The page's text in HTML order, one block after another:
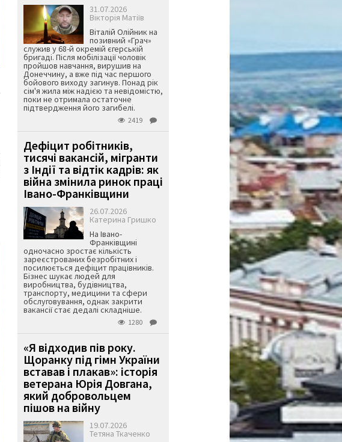
31.07.2026
Вікторія Матіїв
Віталій Олійник на
позивний «Грач»
служив у 68-й окремій єгерській
бригаді. Після мобілізації чоловік
пройшов навчання, вирушив на
Донеччину, а вже під час першого
бойового виходу загинув. Понад рік
сім'я жила між надією та невідомістю,
поки не отримала остаточне
підтвердження його загибелі.
2419
Дефіцит робітників,
тисячі вакансій, мігранти
з Індії та відтік кадрів: як
війна змінила ринок праці
Івано-Франківщини
26.07.2026
Катерина Гришко
На Івано-
Франківщині
одночасно зростає кількість
зареєстрованих безробітних і
посилюється дефіцит працівників.
Бізнес шукає людей для
виробництва, будівництва,
транспорту, медицини та сфери
обслуговування, однак закрити
вакансії стає дедалі складніше.
1280
«Я відходив пів року.
Щоранку під гімн України
вставав і плакав»: історія
ветерана Юрія Довгана,
який добровольцем
пішов на війну
19.07.2026
Тетяна Ткаченко